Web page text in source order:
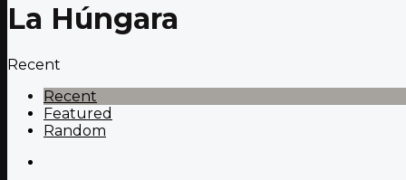
La Húngara
Recent
Recent
Featured
Random